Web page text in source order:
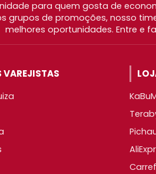
para quem gosta de
grupos de promoções, nosso
melhores oportunidades. Entre e
VAREJISTAS